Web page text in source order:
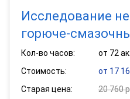
Исследование
горюче-
Кол-во часов:
от 72
Стоимость:
от 17
Старая цена:
20 760